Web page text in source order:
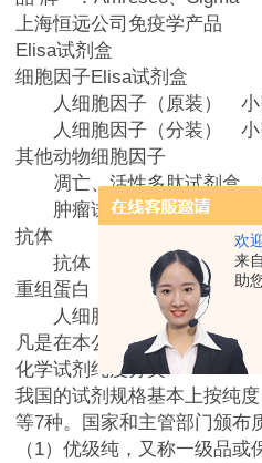
欢
来
助
上海恒远公司免疫学产品
Elisa试剂盒
细胞因子Elisa试剂盒
人细胞因子（原装） 小
人细胞因子（分装） 小
其他动物细胞因子
凋亡、活性多肽试剂
肿瘤试剂盒 激素、
抗体
抗体 免疫组化
重组蛋白
人细胞因子 大鼠
凡是在本公司购买“十八烷酸,十
化学试剂纯度分类
我国的试剂规格基本上按纯
等7种。国家和主管部门颁布
（1）优级纯，又称一级品